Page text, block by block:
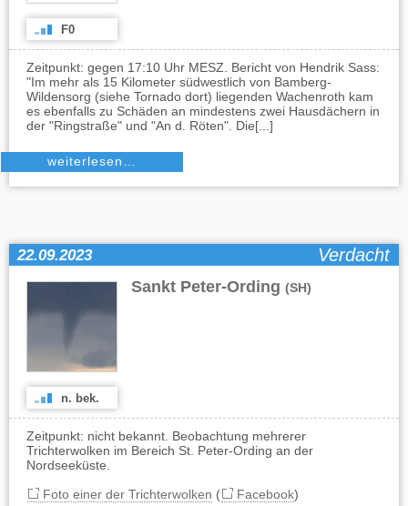
F0
Zeitpunkt: gegen 17:10 Uhr MESZ. Bericht von Hendrik Sass:
"Im mehr als 15 Kilometer südwestlich von Bamberg-
Wildensorg (siehe Tornado dort) liegenden Wachenroth kam
es ebenfalls zu Schäden an mindestens zwei Hausdächern in
der "Ringstraße" und "An d. Röten". Die[...]
weiterlesen…
22.09.2023 Verdacht
Sankt Peter-Ording (SH)
n. bek.
Zeitpunkt: nicht bekannt. Beobachtung mehrerer
Trichterwolken im Bereich St. Peter-Ording an der
Nordseeküste.
Foto einer der Trichterwolken ( Facebook)